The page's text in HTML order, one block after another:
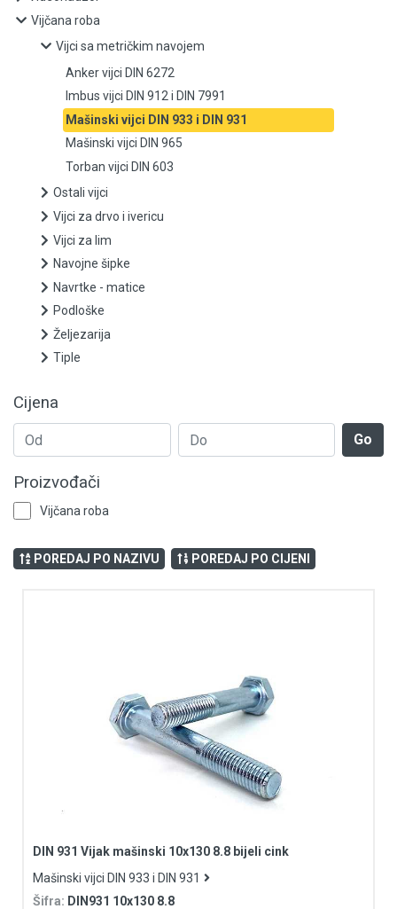
Vijci sa metričkim navojem
Anker vijci DIN 6272
Imbus vijci DIN 912 i DIN 7991
Mašinski vijci DIN 965
Torban vijci DIN 603
Ostali vijci
Vijci za drvo i ivericu
Vijci za lim
Navojne šipke
Navrtke - matice
Podloške
Željezarija
Tiple
Vijčana roba
Vijci sa metričkim navojem
Anker vijci DIN 6272
Imbus vijci DIN 912 i DIN 7991
Mašinski vijci DIN 933 i DIN 931
Mašinski vijci DIN 965
Torban vijci DIN 603
Ostali vijci
Vijci za drvo i ivericu
Vijci za lim
Navojne šipke
Navrtke - matice
Podloške
Željezarija
Tiple
Cijena
Go
Proizvođači
Vijčana roba
POREDAJ PO NAZIVU POREDAJ PO CIJENI
DIN 931 Vijak mašinski 10x130 8.8 bijeli cink
Mašinski vijci DIN 933 i DIN 931
Šifra: DIN931 10x130 8.8